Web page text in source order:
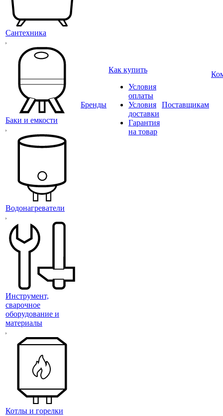
Сантехника
Баки и емкости
Водонагреватели
Инструмент,
сварочное
оборудование и
материалы
Котлы и горелки
Бренды
Как купить
Условия
оплаты
Условия
доставки
Гарантия
на товар
Поставщикам